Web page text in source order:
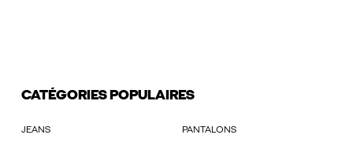
CATÉGORIES POPULAIRES
JEANS PANTALONS